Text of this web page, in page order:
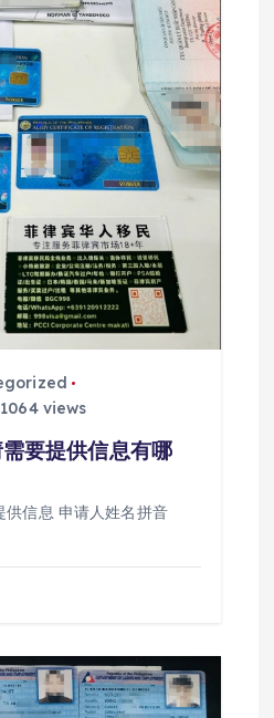
views
要提供信息有哪
信息 申请人姓名拼音